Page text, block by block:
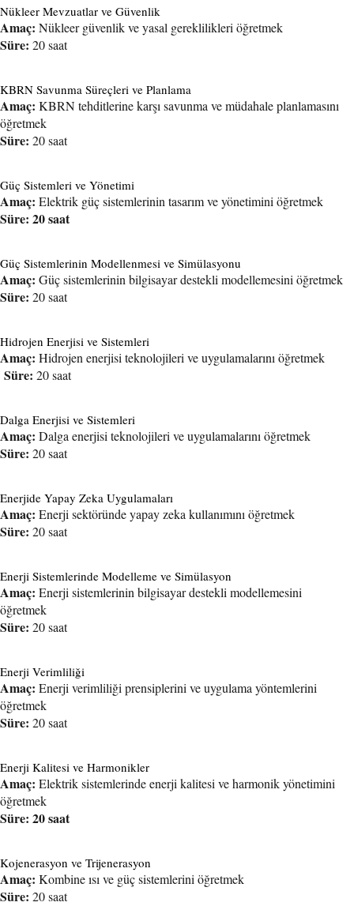
Nükleer Mevzuatlar ve Güvenlik
Amaç: Nükleer güvenlik ve yasal gereklilikleri öğretmek
Süre: 20 saat
KBRN Savunma Süreçleri ve Planlama
Amaç: KBRN tehditlerine karşı savunma ve müdahale planlamasını
öğretmek
Süre: 20 saat
Güç Sistemleri ve Yönetimi
Amaç: Elektrik güç sistemlerinin tasarım ve yönetimini öğretmek
Süre: 20 saat
Güç Sistemlerinin Modellenmesi ve Simülasyonu
Amaç: Güç sistemlerinin bilgisayar destekli modellemesini öğretmek
Süre: 20 saat
Hidrojen Enerjisi ve Sistemleri
Amaç: Hidrojen enerjisi teknolojileri ve uygulamalarını öğretmek
Süre: 20 saat
Dalga Enerjisi ve Sistemleri
Amaç: Dalga enerjisi teknolojileri ve uygulamalarını öğretmek
Süre: 20 saat
Enerjide Yapay Zeka Uygulamaları
Amaç: Enerji sektöründe yapay zeka kullanımını öğretmek
Süre: 20 saat
Enerji Sistemlerinde Modelleme ve Simülasyon
Amaç: Enerji sistemlerinin bilgisayar destekli modellemesini
öğretmek
Süre: 20 saat
Enerji Verimliliği
Amaç: Enerji verimliliği prensiplerini ve uygulama yöntemlerini
öğretmek
Süre: 20 saat
Enerji Kalitesi ve Harmonikler
Amaç: Elektrik sistemlerinde enerji kalitesi ve harmonik yönetimini
öğretmek
Süre: 20 saat
Kojenerasyon ve Trijenerasyon
Amaç: Kombine ısı ve güç sistemlerini öğretmek
Süre: 20 saat